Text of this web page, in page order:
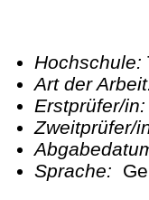
Hochschule:
Art der
Erstprüfer/
Sprache: